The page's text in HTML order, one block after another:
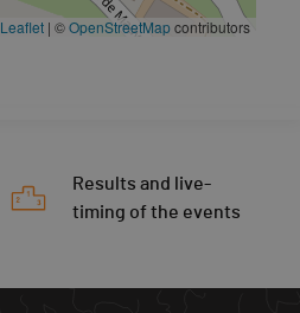
Leaflet | ©OpenStreetMapcontributors
Results and live-
timing of the events